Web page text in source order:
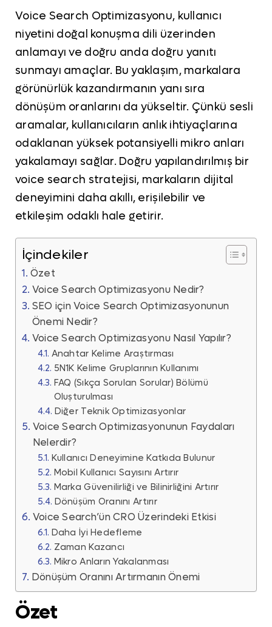
Voice Search Optimizasyonu, kullanıcı
niyetini doğal konuşma dili üzerinden
anlamayı ve doğru anda doğru yanıtı
sunmayı amaçlar. Bu yaklaşım, markalara
görünürlük kazandırmanın yanı sıra
dönüşüm oranlarını da yükseltir. Çünkü sesli
aramalar, kullanıcıların anlık ihtiyaçlarına
odaklanan yüksek potansiyelli mikro anları
yakalamayı sağlar. Doğru yapılandırılmış bir
voice search stratejisi, markaların dijital
deneyimini daha akıllı, erişilebilir ve
etkileşim odaklı hale getirir.
İçindekiler
Özet
Voice Search Optimizasyonu Nedir?
SEO için Voice Search Optimizasyonunun
Önemi Nedir?
Voice Search Optimizasyonu Nasıl Yapılır?
Anahtar Kelime Araştırması
5N1K Kelime Gruplarının Kullanımı
FAQ (Sıkça Sorulan Sorular) Bölümü
Oluşturulması
Diğer Teknik Optimizasyonlar
Voice Search Optimizasyonunun Faydaları
Nelerdir?
Kullanıcı Deneyimine Katkıda Bulunur
Mobil Kullanıcı Sayısını Artırır
Marka Güvenilirliği ve Bilinirliğini Artırır
Dönüşüm Oranını Artırır
Voice Search’ün CRO Üzerindeki Etkisi
Daha İyi Hedefleme
Zaman Kazancı
Mikro Anların Yakalanması
Dönüşüm Oranını Artırmanın Önemi
Özet